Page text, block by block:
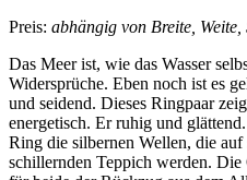
Preis: abhängig von Breite,
Das Meer ist, wie das Wasser
Widersprüche. Eben noch ist es
und seidend. Dieses Ringpaar
energetisch. Er ruhig und
Ring die silbernen Wellen, die
schillernden Teppich werden. Die